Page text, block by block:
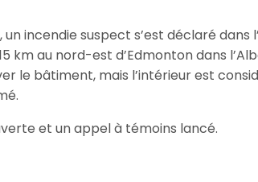
un incendie suspect s’est déclaré dans
km au nord-est d’Edmonton dans
le bâtiment, mais l’intérieur est
et un appel à témoins lancé.